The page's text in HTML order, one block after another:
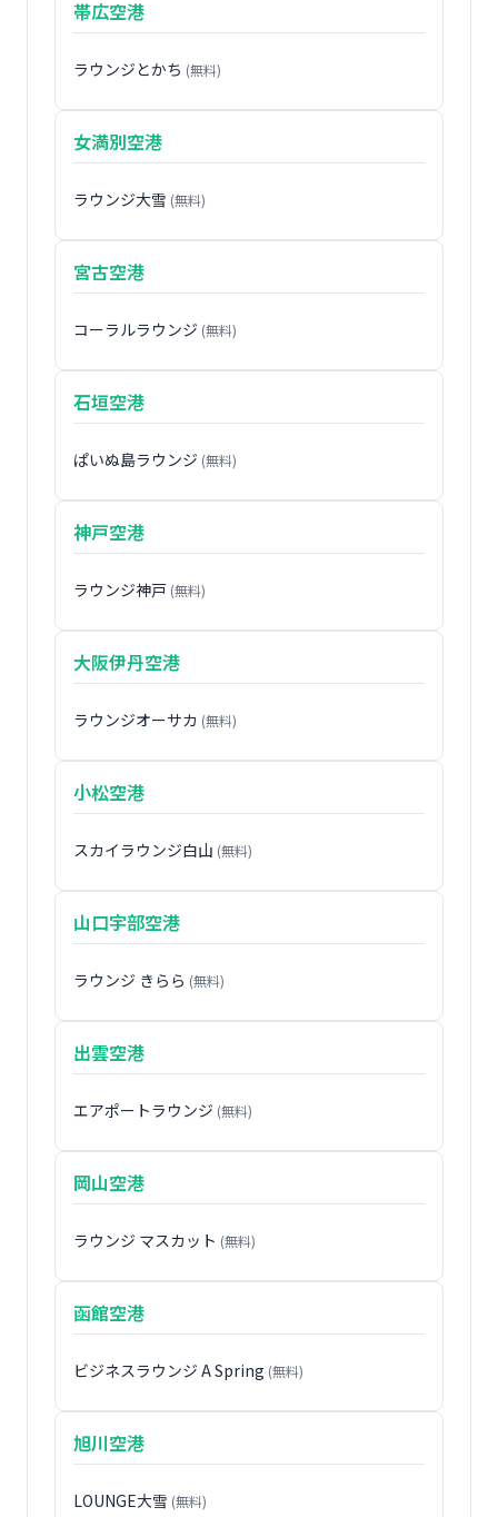
帯広空港
ラウンジとかち (無料)
女満別空港
ラウンジ大雪 (無料)
宮古空港
コーラルラウンジ (無料)
石垣空港
ぱいぬ島ラウンジ (無料)
神戸空港
ラウンジ神戸 (無料)
大阪伊丹空港
ラウンジオーサカ (無料)
小松空港
スカイラウンジ白山 (無料)
山口宇部空港
ラウンジ きらら (無料)
出雲空港
エアポートラウンジ (無料)
岡山空港
ラウンジ マスカット (無料)
函館空港
ビジネスラウンジ A Spring (無料)
旭川空港
LOUNGE大雪 (無料)